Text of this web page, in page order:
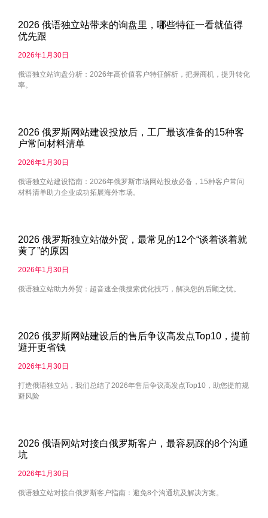
2026 俄语独立站带来的询盘里，哪些特征一看就值得
优先跟
2026年1月30日
俄语独立站询盘分析：2026年高价值客户特征解析，把握商机，提升转化
率。
2026 俄罗斯网站建设投放后，工厂最该准备的15种客
户常问材料清单
2026年1月30日
俄语独立站建设指南：2026年俄罗斯市场网站投放必备，15种客户常问
材料清单助力企业成功拓展海外市场。
2026 俄罗斯独立站做外贸，最常见的12个“谈着谈着就
黄了”的原因
2026年1月30日
俄语独立站助力外贸：超音速全俄搜索优化技巧，解决您的后顾之忧。
2026 俄罗斯网站建设后的售后争议高发点Top10，提前
避开更省钱
2026年1月30日
打造俄语独立站，我们总结了2026年售后争议高发点Top10，助您提前规
避风险
2026 俄语网站对接白俄罗斯客户，最容易踩的8个沟通
坑
2026年1月30日
俄语独立站对接白俄罗斯客户指南：避免8个沟通坑及解决方案。